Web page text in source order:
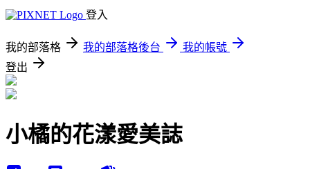
登入
我的部落格 我的部落格後台
我的帳號
登出
小橘的花漾愛美誌